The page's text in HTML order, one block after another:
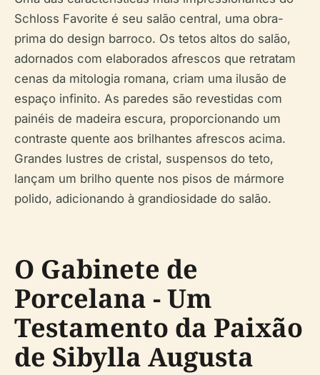
Schloss Favorite é seu salão central, uma obra-
prima do design barroco. Os tetos altos do salão,
adornados com elaborados afrescos que retratam
cenas da mitologia romana, criam uma ilusão de
espaço infinito. As paredes são revestidas com
painéis de madeira escura, proporcionando um
contraste quente aos brilhantes afrescos acima.
Grandes lustres de cristal, suspensos do teto,
lançam um brilho quente nos pisos de mármore
polido, adicionando à grandiosidade do salão.
O Gabinete de
Porcelana - Um
Testamento da Paixão
de Sibylla Augusta